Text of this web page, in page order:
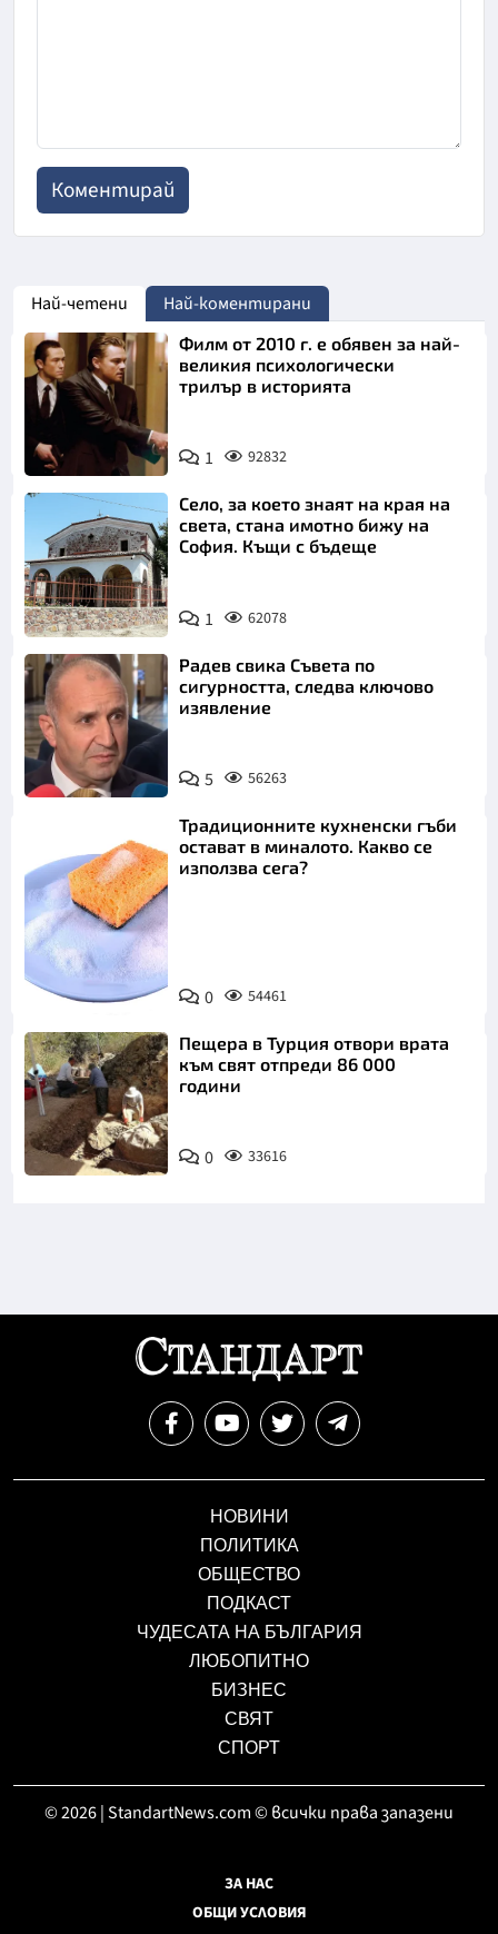
Най-четени Най-коментирани
Филм от 2010 г. е обявен за най-
великия психологически
трилър в историята
1 92832
Село, за което знаят на края на
света, стана имотно бижу на
София. Къщи с бъдеще
1 62078
Радев свика Съвета по
сигурността, следва ключово
изявление
5 56263
Снимка:
Пиксабей
Традиционните кухненски гъби
остават в миналото. Какво се
използва сега?
0 54461
Пещера в Турция отвори врата
към свят отпреди 86 000
години
0 33616
НОВИНИ
ПОЛИТИКА
ОБЩЕСТВО
ПОДКАСТ
ЧУДЕСАТА НА БЪЛГАРИЯ
ЛЮБОПИТНО
БИЗНЕС
СВЯТ
СПОРТ
© 2026 | StandartNews.com © всички права запазени
ЗА НАС
ОБЩИ УСЛОВИЯ